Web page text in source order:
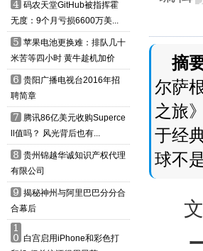
4 码农天堂GitHub被指挥霍
无度：9个月亏损6600万美...
5 苹果电池更换难：排队几十
米苦等四小时 黄牛趁机加价
6 贵阳广播电视台2016年招
聘简章
7 腾讯86亿美元收购Superce
ll值吗？ 风光背后也有...
8 贵州锦越华诚知识产权代理
有限公司
9 揭秘神州与阿里巴巴分分合
合幕后
1
0 白宫启用iPhone和彩色打
摘
尔萨
之旅
于经
球不
文/